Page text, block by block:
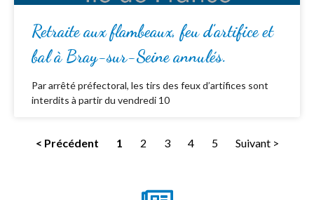
Retraite aux flambeaux, feu d’artifice et
bal à Bray-sur-Seine annulés.
Par arrêté préfectoral, les tirs des feux d’artifices sont
interdits à partir du vendredi 10
< Précédent 1 2 3 4 5 Suivant >